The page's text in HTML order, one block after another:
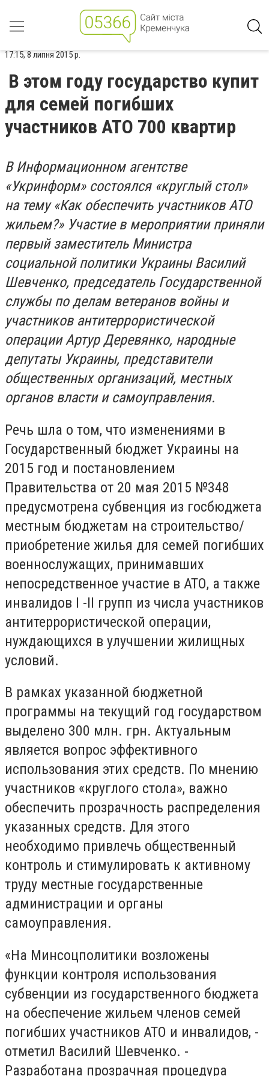
17:15, 8 липня 2015 р.
В этом году государство купит
для семей погибших
участников АТО 700 квартир
В Информационном агентстве
«Укринформ» состоялся «круглый стол»
на тему «Как обеспечить участников АТО
жильем?» Участие в мероприятии приняли
первый заместитель Министра
социальной политики Украины Василий
Шевченко, председатель Государственной
службы по делам ветеранов войны и
участников антитеррористической
операции Артур Деревянко, народные
депутаты Украины, представители
общественных организаций, местных
органов власти и самоуправления.
Речь шла о том, что изменениями в
Государственный бюджет Украины на
2015 год и постановлением
Правительства от 20 мая 2015 №348
предусмотрена субвенция из госбюджета
местным бюджетам на строительство/
приобретение жилья для семей погибших
военнослужащих, принимавших
непосредственное участие в АТО, а также
инвалидов I -II групп из числа участников
антитеррористической операции,
нуждающихся в улучшении жилищных
условий.
В рамках указанной бюджетной
программы на текущий год государством
выделено 300 млн. грн. Актуальным
является вопрос эффективного
использования этих средств. По мнению
участников «круглого стола», важно
обеспечить прозрачность распределения
указанных средств. Для этого
необходимо привлечь общественный
контроль и стимулировать к активному
труду местные государственные
администрации и органы
самоуправления.
«На Минсоцполитики возложены
функции контроля использования
субвенции из государственного бюджета
на обеспечение жильем членов семей
погибших участников АТО и инвалидов, -
отметил Василий Шевченко. -
Разработана прозрачная процедура